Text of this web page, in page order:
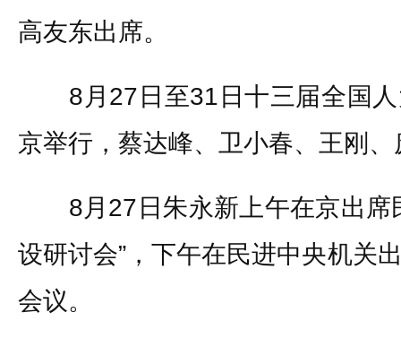
高友东出席。
8月27日至31日十三届全国人
京举行，蔡达峰、卫小春、王刚
8月27日朱永新上午在京出席
设研讨会”，下午在民进中央机关
会议。